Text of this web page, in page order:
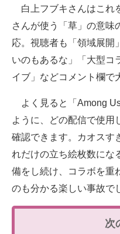
白上フブキさんはこれ
さんが使う「草」の意味
応。視聴者も「領域展開
いのもあるな」「大型コ
イブ」などコメント欄で
よく見ると「Among
ように、どの配信で使用
確認できます。カオスす
れだけの立ち絵枚数にな
備をし続け、コラボを重
のも分かる楽しい事故で